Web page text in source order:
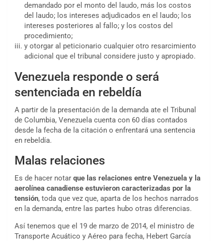
demandado por el monto del laudo, más los costos
del laudo; los intereses adjudicados en el laudo; los
intereses posteriores al fallo; y los costos del
procedimiento;
y otorgar al peticionario cualquier otro resarcimiento
adicional que el tribunal considere justo y apropiado.
Venezuela responde o será
sentenciada en rebeldía
A partir de la presentación de la demanda ate el Tribunal
de Columbia, Venezuela cuenta con 60 días contados
desde la fecha de la citación o enfrentará una sentencia
en rebeldía.
Malas relaciones
Es de hacer notar que las relaciones entre Venezuela y la
aerolínea canadiense estuvieron caracterizadas por la
tensión, toda que vez que, aparta de los hechos narrados
en la demanda, entre las partes hubo otras diferencias.
Así tenemos que el 19 de marzo de 2014, el ministro de
Transporte Acuático y Aéreo para fecha, Hebert García